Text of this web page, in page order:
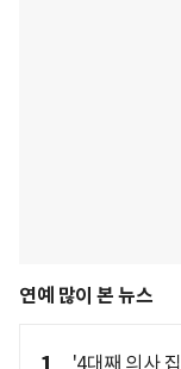
연예 많이 본 뉴스
'4대째 의사